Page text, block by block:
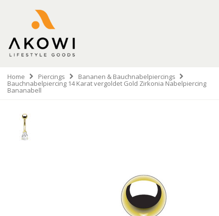
Home Piercings Bananen & Bauchnabelpiercings
Bauchnabelpiercing 14 Karat vergoldet Gold Zirkonia Nabelpiercing
Bananabell